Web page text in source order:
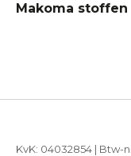
Makoma
KvK: 04032854 | Btw-